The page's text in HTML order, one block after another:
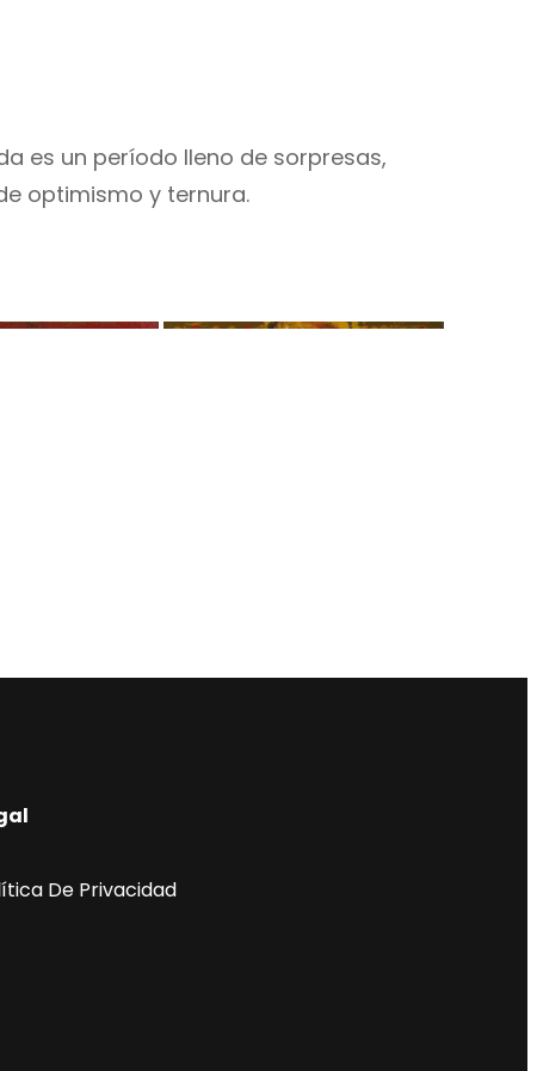
es un período lleno de sorpresas,
optimismo y ternura.
De Privacidad